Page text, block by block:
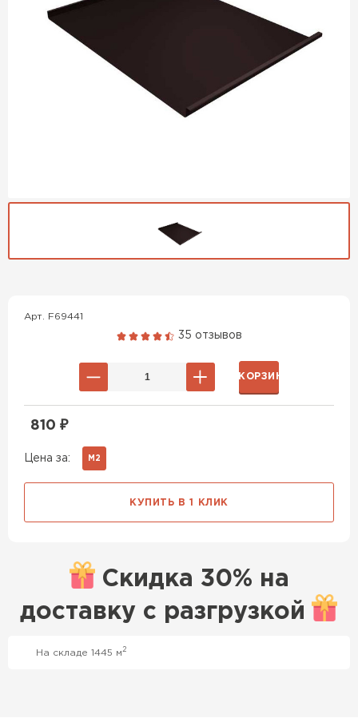
Арт. F69441
35 отзывов
Цена за: М2
810 ₽
В КОРЗИНУ
КУПИТЬ В 1 КЛИК
Скидка 30% на
доставку с разгрузкой
На складе 1445 м 2